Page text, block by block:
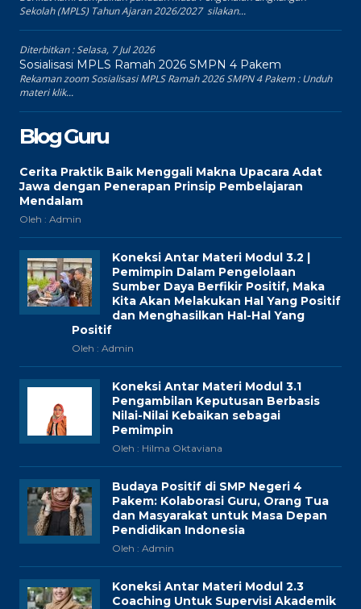
Sekolah (MPLS) Tahun Ajaran 2026/2027 silakan...
Diterbitkan :Selasa, 7 Jul 2026
Sosialisasi MPLS Ramah 2026 SMPN 4 Pakem
Rekaman zoom Sosialisasi MPLS Ramah 2026 SMPN 4 Pakem : Unduh
materi klik...
Blog Guru
Cerita Praktik Baik Menggali Makna Upacara Adat
Jawa dengan Penerapan Prinsip Pembelajaran
Mendalam
Oleh : Admin
Koneksi Antar Materi Modul 3.2 |
Pemimpin Dalam Pengelolaan
Sumber Daya Berfikir Positif, Maka
Kita Akan Melakukan Hal Yang Positif
dan Menghasilkan Hal-Hal Yang
Positif
Oleh : Admin
Koneksi Antar Materi Modul 3.1
Pengambilan Keputusan Berbasis
Nilai-Nilai Kebaikan sebagai
Pemimpin
Oleh : Hilma Oktaviana
Budaya Positif di SMP Negeri 4
Pakem: Kolaborasi Guru, Orang Tua
dan Masyarakat untuk Masa Depan
Pendidikan Indonesia
Oleh : Admin
Koneksi Antar Materi Modul 2.3
Coaching Untuk Supervisi Akademik